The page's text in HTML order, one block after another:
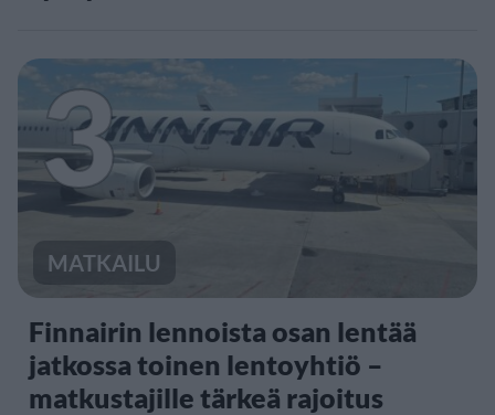
3
MATKAILU
Finnairin lennoista osan lentää
jatkossa toinen lentoyhtiö –
matkustajille tärkeä rajoitus